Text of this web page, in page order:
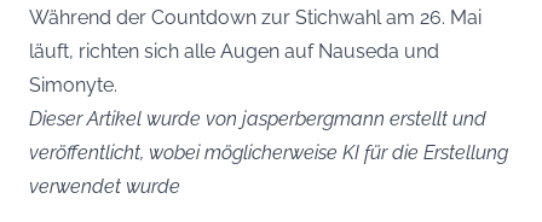
Während der Countdown zur Stichwahl am 26. Mai
läuft, richten sich alle Augen auf Nauseda und
Simonyte.
Dieser Artikel wurde von jasperbergmann erstellt und
veröffentlicht, wobei möglicherweise KI für die Erstellung
verwendet wurde